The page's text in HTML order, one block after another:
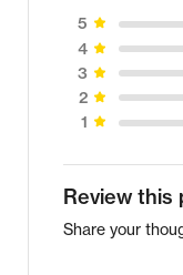
5
4
3
2
1
Review this
Share your